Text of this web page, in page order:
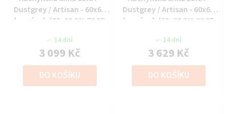
Dustgrey / Artisan - 60x60
horní roh (60x60 GN-72 2F
14 dní
3 099 Kč
DO KOŠÍKU
Dustgrey / Artisan - 60x60
horní roh (60x60 GN-90 2F
14 dní
3 629 Kč
DO KOŠÍKU